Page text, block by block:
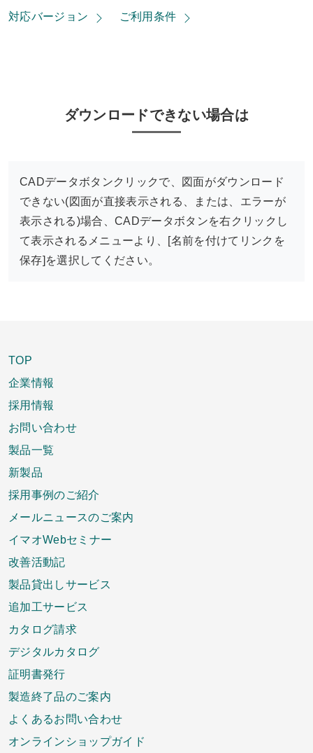
対応バージョン ご利用条件
ダウンロードできない場合は
CADデータボタンクリックで、図面がダウンロード
できない(図面が直接表示される、または、エラーが
表示される)場合、CADデータボタンを右クリックし
て表示されるメニューより、[名前を付けてリンクを
保存]を選択してください。
TOP
企業情報
採用情報
お問い合わせ
製品一覧
新製品
採用事例のご紹介
メールニュースのご案内
イマオWebセミナー
改善活動記
製品貸出しサービス
追加工サービス
カタログ請求
デジタルカタログ
証明書発行
製造終了品のご案内
よくあるお問い合わせ
オンラインショップガイド